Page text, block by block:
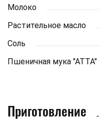
Молоко
Растительное масло
Соль
Пшеничная мука "АТТА"
Приготовление